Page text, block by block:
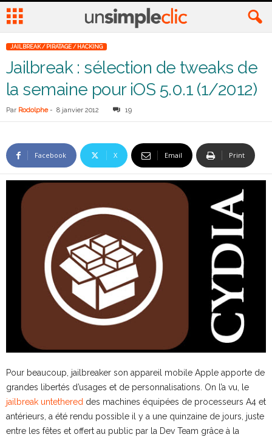
JAILBREAK / PIRATAGE / HACKING
Jailbreak : sélection de tweaks de
la semaine pour iOS 5.0.1 (1/2012)
Par Rodolphe- 8 janvier 2012 19
Facebook X Email Print
Pour beaucoup, jailbreaker son appareil mobile Apple apporte de
grandes libertés d’usages et de personnalisations. On l’a vu, le
jailbreak untethered des machines équipées de processeurs A4 et
antérieurs, a été rendu possible il y a une quinzaine de jours, juste
entre les fêtes et offert au public par la Dev Team grâce à la